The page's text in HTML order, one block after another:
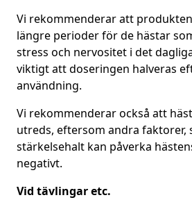
Vi rekommenderar att
längre perioder för de hästar
stress och nervositet i det
viktigt att doseringen halveras
användning.
Vi rekommenderar också att
utreds, eftersom andra faktorer,
stärkelsehalt kan påverka
negativt.
Vid tävlingar etc.